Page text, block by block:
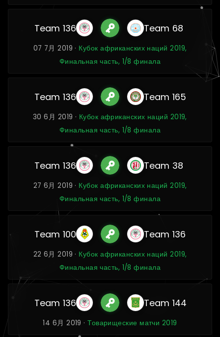
Team 136 Team 68
07 7月 2019 · Кубок африканских наций 2019,
Финальная часть, 1/8 финала
Team 136 Team 165
30 6月 2019 · Кубок африканских наций 2019,
Финальная часть, 1/8 финала
Team 136 Team 38
27 6月 2019 · Кубок африканских наций 2019,
Финальная часть, 1/8 финала
Team 100 Team 136
22 6月 2019 · Кубок африканских наций 2019,
Финальная часть, 1/8 финала
Team 136 Team 144
14 6月 2019 ·Товарищеские матчи 2019